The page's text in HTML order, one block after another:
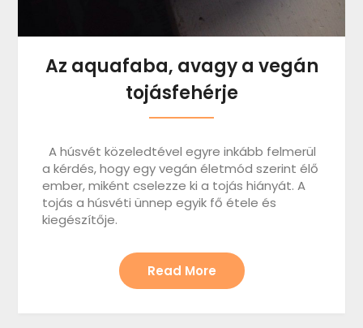
Az aquafaba, avagy a vegán
tojásfehérje
A húsvét közeledtével egyre inkább felmerül
a kérdés, hogy egy vegán életmód szerint élő
ember, miként cselezze ki a tojás hiányát. A
tojás a húsvéti ünnep egyik fő étele és
kiegészítője.
Read More